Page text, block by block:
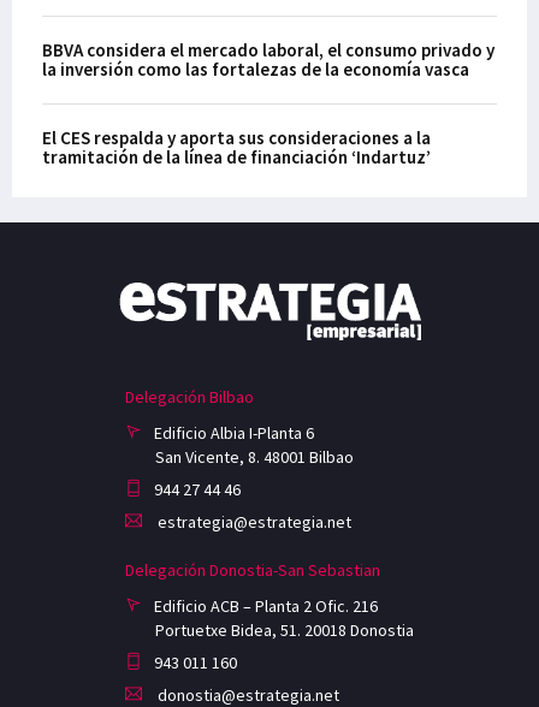
BBVA considera el mercado laboral, el consumo privado y
la inversión como las fortalezas de la economía vasca
El CES respalda y aporta sus consideraciones a la
tramitación de la línea de financiación ‘Indartuz’
Delegación Bilbao
Edificio Albia I-Planta 6
San Vicente, 8. 48001 Bilbao
944 27 44 46
estrategia@estrategia.net
Delegación Donostia-San Sebastian
Edificio ACB – Planta 2 Ofic. 216
Portuetxe Bidea, 51. 20018 Donostia
943 011 160
donostia@estrategia.net